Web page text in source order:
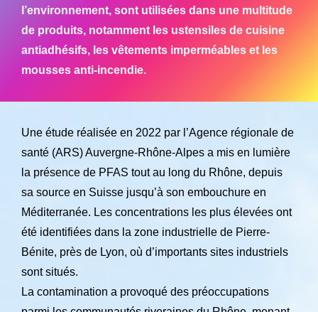
l’environnement, sont utilisées dans une multitude
de produits, notamment les ustensiles de cuisine
antiadhésifs, les vêtements imperméables et les
mousses anti-incendie.
Une étude réalisée en 2022 par l’Agence régionale de
santé (ARS) Auvergne-Rhône-Alpes a mis en lumière
la présence de PFAS tout au long du Rhône, depuis
sa source en Suisse jusqu’à son embouchure en
Méditerranée. Les concentrations les plus élevées ont
été identifiées dans la zone industrielle de Pierre-
Bénite, près de Lyon, où d’importants sites industriels
sont situés.
La contamination a provoqué des préoccupations